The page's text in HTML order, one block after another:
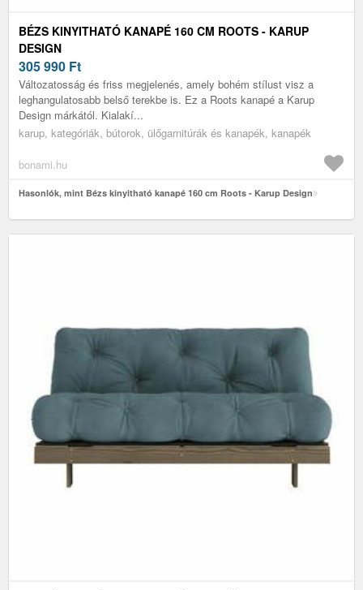
BÉZS KINYITHATÓ KANAPÉ 160 CM ROOTS - KARUP
DESIGN
305 990 Ft
Változatosság és friss megjelenés, amely bohém stílust visz a
leghangulatosabb belső terekbe is. Ez a Roots kanapé a Karup
Design márkától. Kialakí...
karup, kategóriák, bútorok, ülőgarnitúrák és kanapék, kanapék
bonami.hu
Hasonlók, mint Bézs kinyitható kanapé 160 cm Roots - Karup Design